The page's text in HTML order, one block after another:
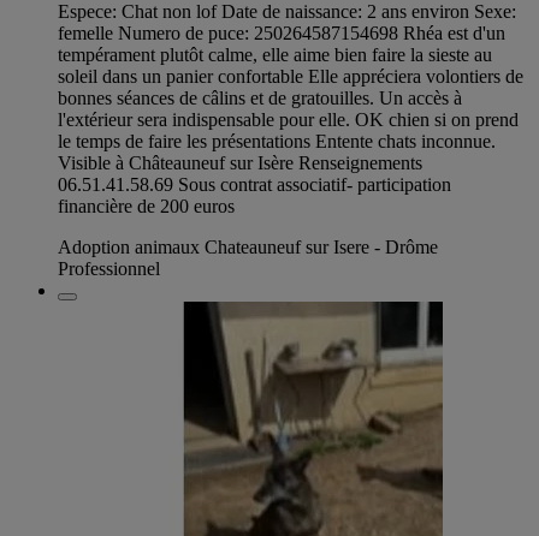
Espece: Chat non lof Date de naissance: 2 ans environ Sexe:
femelle Numero de puce: 250264587154698 Rhéa est d'un
tempérament plutôt calme, elle aime bien faire la sieste au
soleil dans un panier confortable Elle appréciera volontiers de
bonnes séances de câlins et de gratouilles. Un accès à
l'extérieur sera indispensable pour elle. OK chien si on prend
le temps de faire les présentations Entente chats inconnue.
Visible à Châteauneuf sur Isère Renseignements
06.51.41.58.69 Sous contrat associatif- participation
financière de 200 euros
Adoption animaux Chateauneuf sur Isere - Drôme
Professionnel